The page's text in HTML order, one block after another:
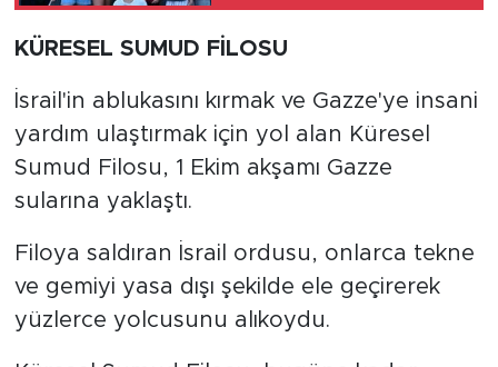
KÜRESEL SUMUD FİLOSU
İsrail'in ablukasını kırmak ve Gazze'ye insani
yardım ulaştırmak için yol alan Küresel
Sumud Filosu, 1 Ekim akşamı Gazze
sularına yaklaştı.
Filoya saldıran İsrail ordusu, onlarca tekne
ve gemiyi yasa dışı şekilde ele geçirerek
yüzlerce yolcusunu alıkoydu.